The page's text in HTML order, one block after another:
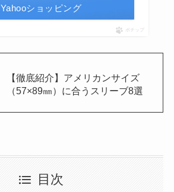
Yahooショッピング
ポチップ
【徹底紹介】アメリカンサイズ
（57×89㎜）に合うスリーブ8選
目次